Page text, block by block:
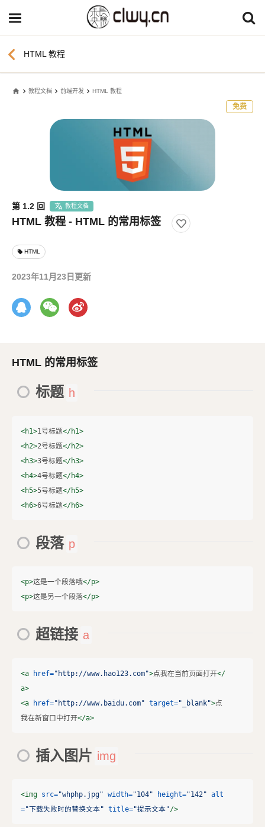
chevron_left HTML 教程
home 教程文档 前端开发 HTML 教程
免费
第 1.2 回 教程文档
HTML 教程 - HTML 的常用标签
local_offer HTML
2023年11月23日更新
HTML 的常用标签
标题 h
<h1>1号标题</h1>
<h2>2号标题</h2>
<h3>3号标题</h3>
<h4>4号标题</h4>
<h5>5号标题</h5>
<h6>6号标题</h6>
段落 p
<p>这是一个段落哦</p>
<p>这是另一个段落</p>
超链接 a
<a href="http://www.hao123.com">点我在当前页面打开</
a>
<a
href="http://www.baidu.com" target="_blank">点
我在新窗口中打开</a>
插入图片 img
<img src="whphp.jpg" width="104" height="142" alt
="下载失败时的替换文本" title="提示文本"/>